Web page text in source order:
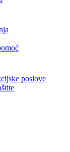
poslove